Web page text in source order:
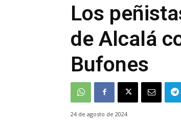
Los
de Alcalá
Bufones
24 de agosto de 2024